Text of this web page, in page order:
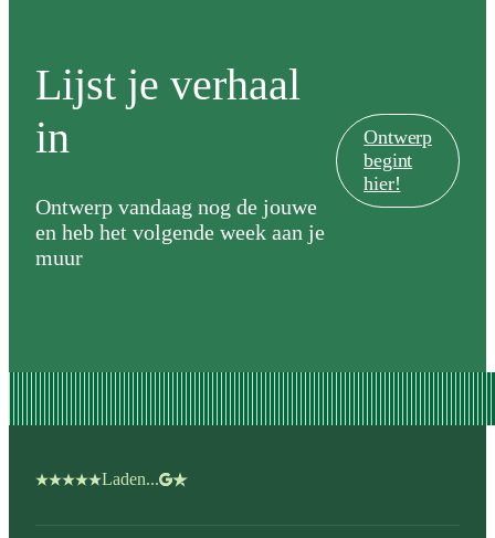
Lijst je verhaal
in
Ontwerp vandaag nog de jouwe
en heb het volgende week aan je
muur
Ontwerp
begint
hier!
Laden...